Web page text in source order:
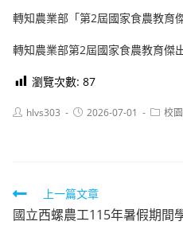
轉知農業部「第2屆國家食農教育
轉知農業部第2屆國家食農教育傑
瀏覽次數: 87
Posthlvs303
Post2026-07-01
Post校
Read
more
上一篇文章
國立西螺農工115年暑假期間